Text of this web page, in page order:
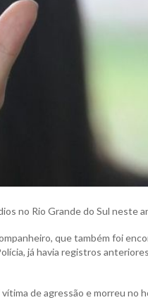
no Rio Grande do Sul neste
que também foi
já havia registros
de agressão e morreu no